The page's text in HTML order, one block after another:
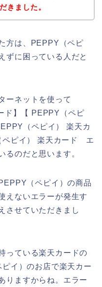
きました。
方は、PEPPY（ペピ
ずに困っている人だと
ーネットを使って
ド】【 PEPPY（ペピ
（ペピイ） 楽天カ
ピイ） 楽天カード エ
るのだと思います。
（ペピイ）の商品
えないエラーが発生す
させていただきまし
っている楽天カードの
イ）のお店で楽天カー
りますからね。エラー